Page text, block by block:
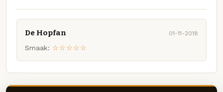
De Hopfan 01-11-2018
Smaak: ☆☆☆☆☆